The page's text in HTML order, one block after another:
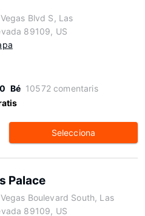
Blvd S, Las
89109, US
Bé 10572 comentaris
Selecciona
Palace
Boulevard South, Las
89109, US